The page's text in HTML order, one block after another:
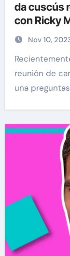
da cuscús
con Ricky
Nov 10,
Recientemente, Chisme No Like se infiltró la
reunión de
una